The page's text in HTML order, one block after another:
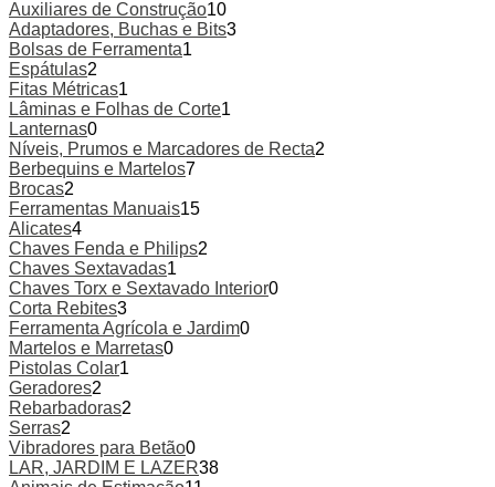
Auxiliares de Construção10
Adaptadores, Buchas e Bits3
Bolsas de Ferramenta1
Espátulas2
Fitas Métricas1
Lâminas e Folhas de Corte1
Lanternas0
Níveis, Prumos e Marcadores de Recta2
Berbequins e Martelos7
Brocas2
Ferramentas Manuais15
Alicates4
Chaves Fenda e Philips2
Chaves Sextavadas1
Chaves Torx e Sextavado Interior0
Corta Rebites3
Ferramenta Agrícola e Jardim0
Martelos e Marretas0
Pistolas Colar1
Geradores2
Rebarbadoras2
Serras2
Vibradores para Betão0
LAR, JARDIM E LAZER38